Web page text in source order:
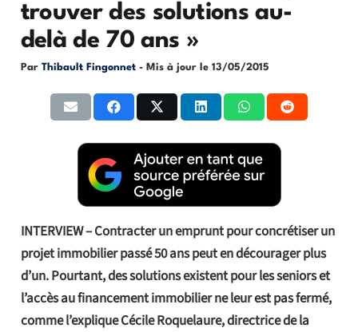
trouver des solutions au-
delà de 70 ans »
Par Thibault Fingonnet - Mis à jour le 13/05/2015
INTERVIEW – Contracter un emprunt pour concrétiser un
projet immobilier passé 50 ans peut en décourager plus
d’un. Pourtant, des solutions existent pour les seniors et
l’accès au financement immobilier ne leur est pas fermé,
comme l’explique Cécile Roquelaure, directrice de la